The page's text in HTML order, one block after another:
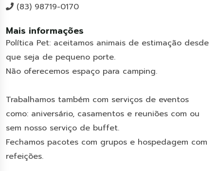
(83) 98719-0170
Mais informações
Política Pet: aceitamos animais de estimação desde
que seja de pequeno porte.
Não oferecemos espaço para camping.
Trabalhamos também com serviços de eventos
como: aniversário, casamentos e reuniões com ou
sem nosso serviço de buffet.
Fechamos pacotes com grupos e hospedagem com
refeições.